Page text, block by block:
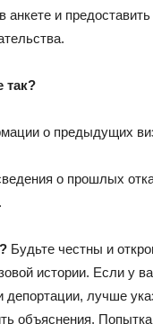
анкете и
так?
о предыдущих
о прошлых
Будьте честны и
истории. Если у
лучше
объяснения.